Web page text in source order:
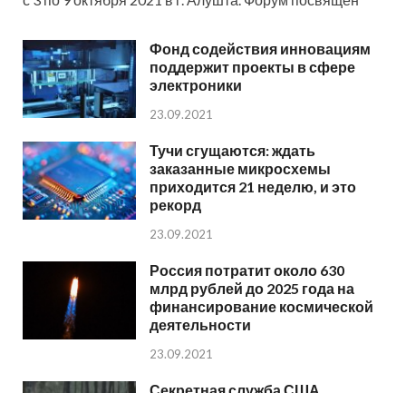
Фонд содействия инновациям
поддержит проекты в сфере
электроники
23.09.2021
Тучи сгущаются: ждать
заказанные микросхемы
приходится 21 неделю, и это
рекорд
23.09.2021
Россия потратит около 630
млрд рублей до 2025 года на
финансирование космической
деятельности
23.09.2021
Секретная служба США